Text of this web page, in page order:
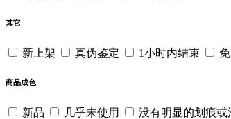
其它
新上架 真伪鉴定 1小时内结束
商品成色
新品 几乎未使用 没有明显的划痕或